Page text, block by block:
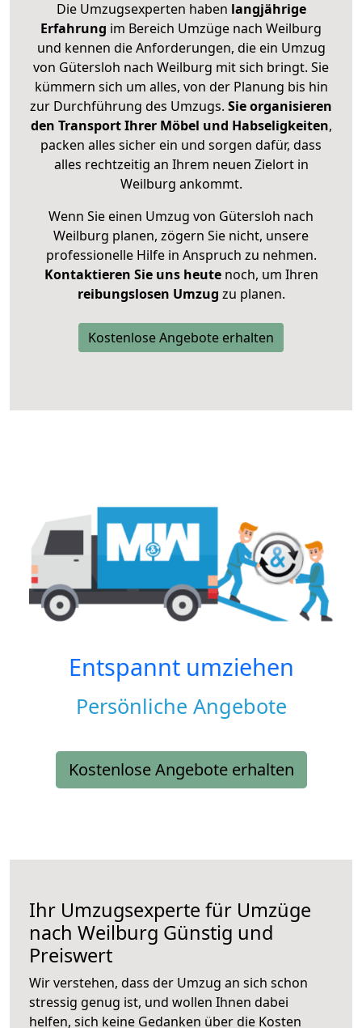
Die Umzugsexperten haben langjährige
Erfahrung im Bereich Umzüge nach Weilburg
und kennen die Anforderungen, die ein Umzug
von Gütersloh nach Weilburg mit sich bringt. Sie
kümmern sich um alles, von der Planung bis hin
zur Durchführung des Umzugs. Sie organisieren
den Transport Ihrer Möbel und Habseligkeiten,
packen alles sicher ein und sorgen dafür, dass
alles rechtzeitig an Ihrem neuen Zielort in
Weilburg ankommt.
Wenn Sie einen Umzug von Gütersloh nach
Weilburg planen, zögern Sie nicht, unsere
professionelle Hilfe in Anspruch zu nehmen.
Kontaktieren Sie uns heutenoch, um Ihren
reibungslosen Umzug zu planen.
Kostenlose Angebote erhalten
Entspannt umziehen
Persönliche Angebote
Kostenlose Angebote erhalten
Ihr Umzugsexperte für Umzüge
nach Weilburg Günstig und
Preiswert
Wir verstehen, dass der Umzug an sich schon
stressig genug ist, und wollen Ihnen dabei
helfen, sich keine Gedanken über die Kosten